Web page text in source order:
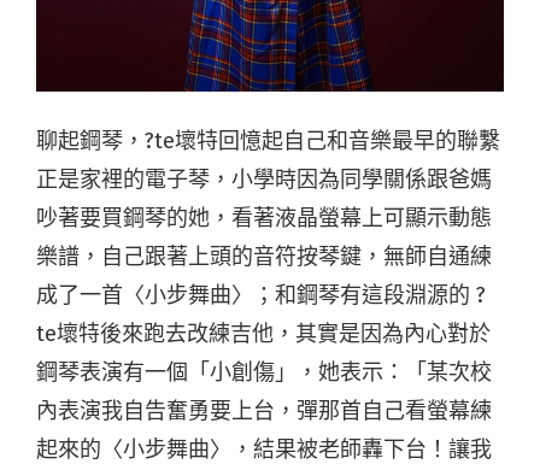
聊起鋼琴，?te壞特回憶起自己和音樂最早的聯繫
正是家裡的電子琴，小學時因為同學關係跟爸媽
吵著要買鋼琴的她，看著液晶螢幕上可顯示動態
樂譜，自己跟著上頭的音符按琴鍵，無師自通練
成了一首〈小步舞曲〉；和鋼琴有這段淵源的 ?
te壞特後來跑去改練吉他，其實是因為內心對於
鋼琴表演有一個「小創傷」，她表示：「某次校
內表演我自告奮勇要上台，彈那首自己看螢幕練
起來的〈小步舞曲〉，結果被老師轟下台！讓我